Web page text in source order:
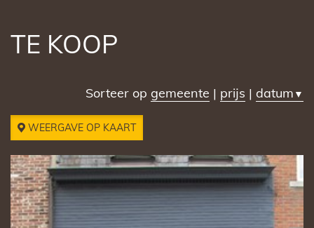
TE KOOP
Sorteer op gemeente | prijs | datum ▼
WEERGAVE OP KAART